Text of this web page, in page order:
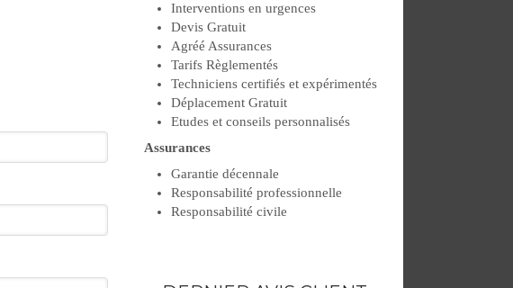
Interventions en urgences
Devis Gratuit
Agréé Assurances
Tarifs Règlementés
Techniciens certifiés et expérimentés
Déplacement Gratuit
Etudes et conseils personnalisés
Assurances
Garantie décennale
Responsabilité professionnelle
Responsabilité civile